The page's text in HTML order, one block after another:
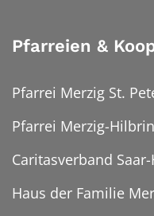
Pfarreien &
Pfarrei Merzig St.
Pfarrei Merzig-
Caritasverband
Haus der Familie